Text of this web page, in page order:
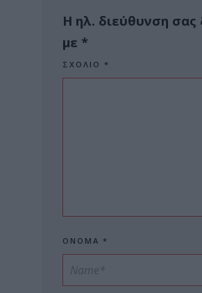
Η ηλ. διεύθυνση σας
με *
ΣΧΌΛΙΟ *
ΌΝΟΜΑ *